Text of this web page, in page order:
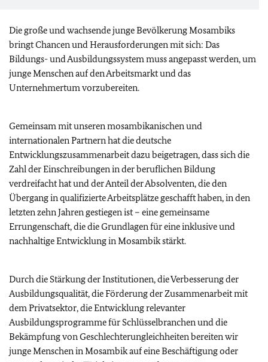
Die große und wachsende junge Bevölkerung Mosambiks
bringt Chancen und Herausforderungen mit sich: Das
Bildungs- und Ausbildungssystem muss angepasst werden, um
junge Menschen auf den Arbeitsmarkt und das
Unternehmertum vorzubereiten.
Gemeinsam mit unseren mosambikanischen und
internationalen Partnern hat die deutsche
Entwicklungszusammenarbeit dazu beigetragen, dass sich die
Zahl der Einschreibungen in der beruflichen Bildung
verdreifacht hat und der Anteil der Absolventen, die den
Übergang in qualifizierte Arbeitsplätze geschafft haben, in den
letzten zehn Jahren gestiegen ist – eine gemeinsame
Errungenschaft, die die Grundlagen für eine inklusive und
nachhaltige Entwicklung in Mosambik stärkt.
Durch die Stärkung der Institutionen, die Verbesserung der
Ausbildungsqualität, die Förderung der Zusammenarbeit mit
dem Privatsektor, die Entwicklung relevanter
Ausbildungsprogramme für Schlüsselbranchen und die
Bekämpfung von Geschlechterungleichheiten bereiten wir
junge Menschen in Mosambik auf eine Beschäftigung oder